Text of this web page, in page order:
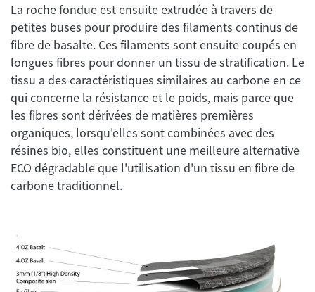
La roche fondue est ensuite extrudée à travers de
petites buses pour produire des filaments continus de
fibre de basalte. Ces filaments sont ensuite coupés en
longues fibres pour donner un tissu de stratification. Le
tissu a des caractéristiques similaires au carbone en ce
qui concerne la résistance et le poids, mais parce que
les fibres sont dérivées de matières premières
organiques, lorsqu'elles sont combinées avec des
résines bio, elles constituent une meilleure alternative
ECO dégradable que l'utilisation d'un tissu en fibre de